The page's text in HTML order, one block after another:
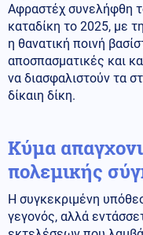
Αφραστέχ συνελήφθη
καταδίκη το 2025, με
η θανατική ποινή
αποσπασματικές και
να διασφαλιστούν τα
δίκαιη δίκη.
Κύμα
πολεμικής
Η συγκεκριμένη
γεγονός, αλλά